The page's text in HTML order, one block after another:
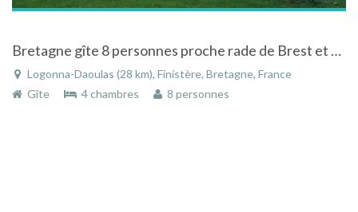
Bretagne gîte 8 personnes proche rade de Brest et presqu,ile de Crozon
Logonna-Daoulas (28 km), Finistère, Bretagne, France
Gîte
4 chambres 8 personnes